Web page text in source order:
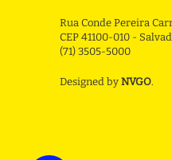
Rua Conde Pereira
CEP 41100-010 -
(71) 3505-5000
Designed by NVGO.